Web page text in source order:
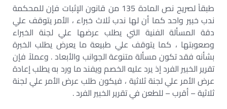
طبقاً لصريح نص المادة 135 من قانون الإثبات فإن للمحكمة
ندب خبير واحد كما أن لها ندب ثلاث خبراء ، الأمر يتوقف علي
دقة المسألة الفنية التي يطلب عرضها علي لجنة الخبراء
وصعوبتها ، كما يتوقف علي طبيعة ما يعرض يطلب الخبرة
بشأنه فقد تكون مسألة متنوعة الجوانب والأبعاد . وعملاً فإن
تقرير الخبير الفرد إذ يرد عليه الخصم ويفند ما ورد به يطلب إعادة
عرض الأمر علي لجنة ثلاثية ، فيكون طلب عرض الأمر علي لجنة
ثلاثية – أقرب – للطعن في تقرير الخبير الفرد .